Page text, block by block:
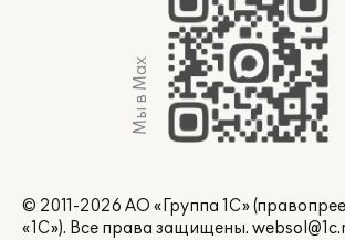
Мы в Max
© 2011-2026 АО «Группа 1С»
«1С»). Все права защищены.